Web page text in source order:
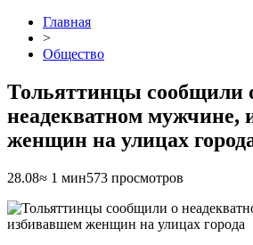
Главная
>
Общество
Тольяттинцы сообщили
неадекватном мужчине,
женщин на улицах
28.08≈ 1 мин573 просмотров